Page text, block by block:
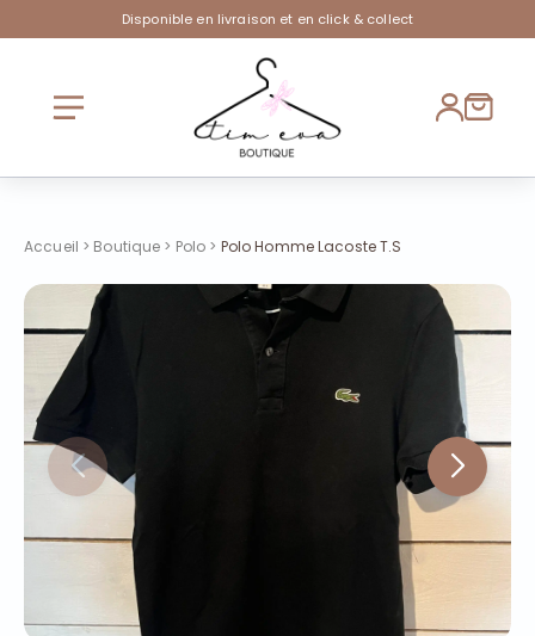
Disponible en livraison et en click & collect
Accueil > Boutique > Polo > Polo Homme Lacoste T.S